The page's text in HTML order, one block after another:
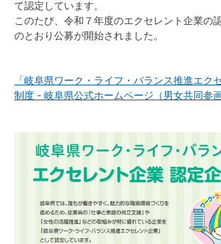
背景色
て認定しています。
このたび、令和７年度のエクセレント企業の
のとおり公募が開始されました。
「岐阜県ワーク・ライフ・バランス推進エク
制度 - 岐阜県公式ホームページ（男女共同参画